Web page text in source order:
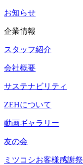
お知らせ
企業情報
スタッフ紹介
会社概要
サステナビリティ
ZEHについて
動画ギャラリー
友の会
ミツコシお客様感謝祭